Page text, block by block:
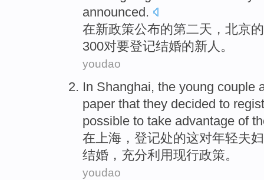
announced.
在新政策公布的第二天， 北京的
300对要登记结婚的新人 。
youdao
In Shanghai, the young couple
paper that they decided to
possible to take advantage of
在上海 ， 登记处的这对年轻夫妇
结婚 ， 充分利用现行政策。
youdao